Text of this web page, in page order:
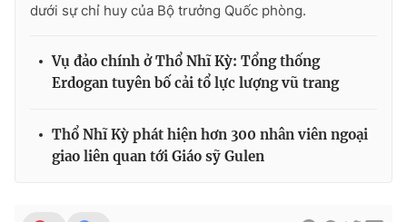
Cơ quan báo chí:Thời báo VTV
Giấy phép hoạt động báo in và báo điện tử số 483/GP-BTTTT
Tổng Biên tập:Vũ Thanh Thủy
Phó Tổng Biên tập:Nguyễn Thị Mỹ Hạnh, Phạm Quốc Thắng,
dưới sự chỉ huy của Bộ trưởng Quốc phòng.
Vụ đảo chính ở Thổ Nhĩ Kỳ: Tổng thống
Erdogan tuyên bố cải tổ lực lượng vũ trang
Thổ Nhĩ Kỳ phát hiện hơn 300 nhân viên ngoại
giao liên quan tới Giáo sỹ Gulen